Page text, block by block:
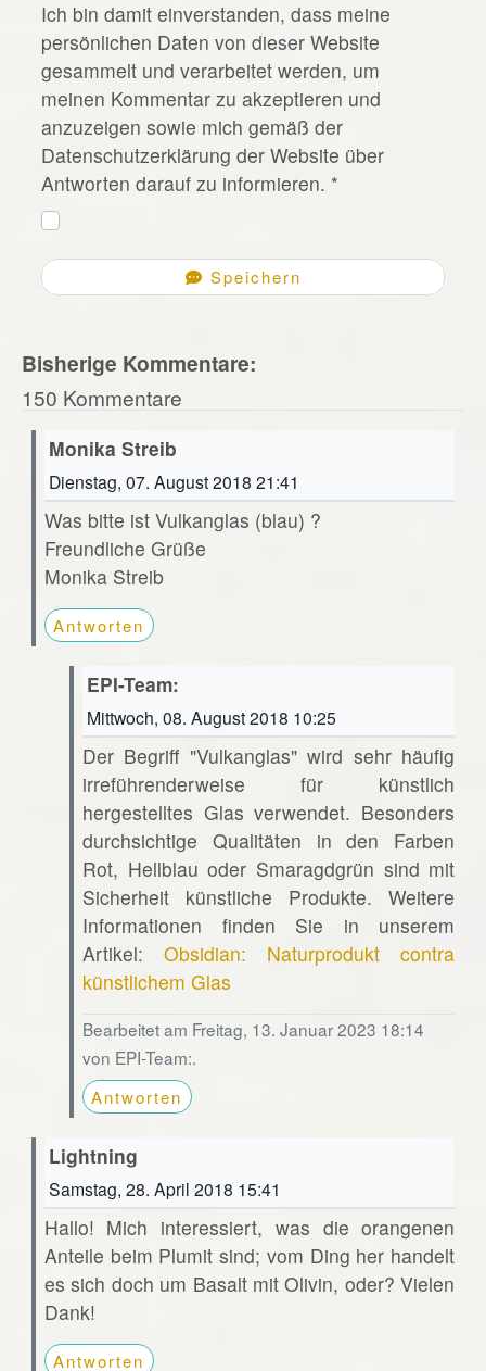
*
Ich bin damit einverstanden, dass meine
persönlichen Daten von dieser Website
gesammelt und verarbeitet werden, um
meinen Kommentar zu akzeptieren und
anzuzeigen sowie mich gemäß der
Datenschutzerklärung der Website über
Antworten darauf zu informieren. *
Speichern
Bisherige Kommentare:
150 Kommentare
Monika Streib
Dienstag, 07. August 2018 21:41
Was bitte ist Vulkanglas (blau) ?
Freundliche Grüße
Monika Streib
Antworten
EPI-Team:
Mittwoch, 08. August 2018 10:25
Der Begriff "Vulkanglas" wird sehr häufig
irreführenderweise für künstlich
hergestelltes Glas verwendet. Besonders
durchsichtige Qualitäten in den Farben
Rot, Hellblau oder Smaragdgrün sind mit
Sicherheit künstliche Produkte. Weitere
Informationen finden Sie in unserem
Artikel:Obsidian: Naturprodukt contra
künstlichem Glas
Bearbeitet am Freitag, 13. Januar 2023 18:14
von EPI-Team:.
Antworten
Lightning
Samstag, 28. April 2018 15:41
Hallo! Mich interessiert, was die orangenen
Anteile beim Plumit sind; vom Ding her handelt
es sich doch um Basalt mit Olivin, oder? Vielen
Dank!
Antworten